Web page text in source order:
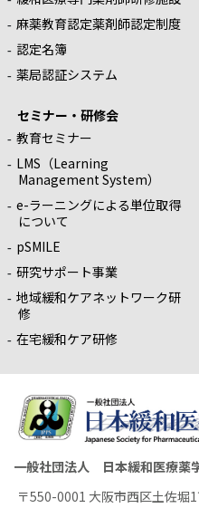
麻薬教育認定薬剤師認定制度
認定名簿
薬局認証システム
セミナー・研修会
教育セミナー
LMS（Learning
Management System）
e-ラーニングによる単位取得
について
pSMILE
研究サポート事業
地域緩和ケアネットワーク研
修
在宅緩和ケア研修
一般社団法人 日本緩和医療薬
〒550-0001 大阪市西区土佐堀